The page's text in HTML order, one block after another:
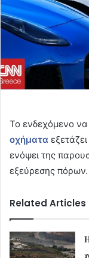
Το ενδεχόμενο
οχήματα
ενόψει της
εξεύρεσης πόρων.
Related Articles